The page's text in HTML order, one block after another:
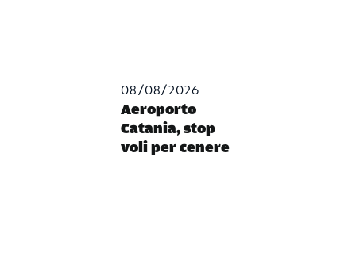
08/08/2026
Aeroporto
Catania, stop
voli per cenere